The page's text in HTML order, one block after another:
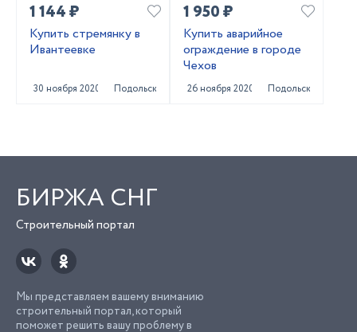
1 144 ₽
Купить стремянку в
Ивантеевке
30 ноября 2020 Подольск
1 950 ₽
Купить аварийное
ограждение в городе
Чехов
26 ноября 2020 Подольск
БИРЖА СНГ
Строительный портал
Мы представляем вашему вниманию
строительный портал, который
поможет решить вашу проблему в